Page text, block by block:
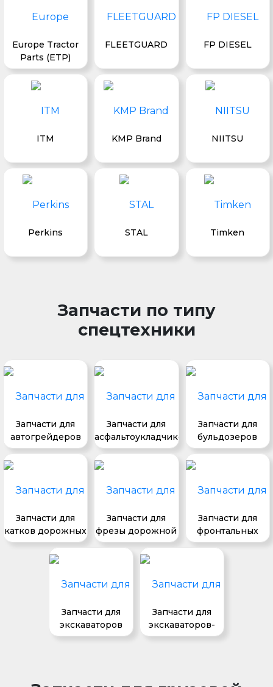
Europe Tractor
Parts (ETP)
FLEETGUARD FP DIESEL
ITM KMP Brand NIITSU
Perkins STAL Timken
Запчасти по типу
спецтехники
Запчасти для
автогрейдеров
Запчасти для
асфальтоукладчиков
Запчасти для
бульдозеров
Запчасти для
катков дорожных
Запчасти для
фрезы дорожной
Запчасти для
фронтальных
погрузчиков
Запчасти для
экскаваторов
Запчасти для
экскаваторов-
погрузчиков